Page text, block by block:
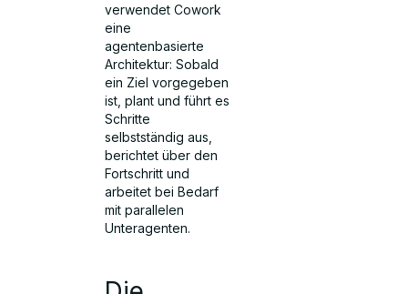
verwendet Cowork
eine
agentenbasierte
Architektur: Sobald
ein Ziel vorgegeben
ist, plant und führt es
Schritte
selbstständig aus,
berichtet über den
Fortschritt und
arbeitet bei Bedarf
mit parallelen
Unteragenten.